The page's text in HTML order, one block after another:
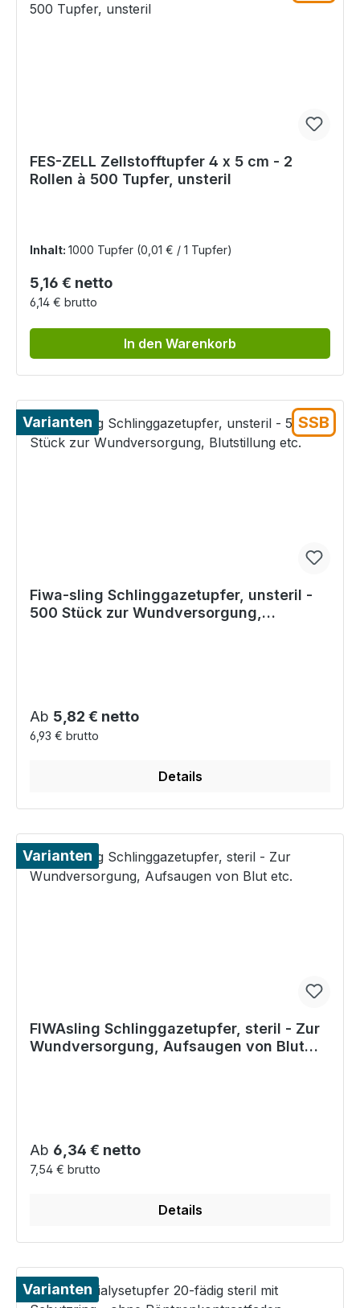
FES-ZELL Zellstofftupfer 4 x 5 cm - 2
Rollen à 500 Tupfer, unsteril
Inhalt: 1000 Tupfer (0,01 € / 1 Tupfer)
Regulärer Preis:
5,16 € netto
6,14 € brutto
In den Warenkorb
Varianten SSB
Fiwa-sling Schlinggazetupfer, unsteril -
500 Stück zur Wundversorgung,
Regulärer Preis:
Ab 5,82 € netto
6,93 € brutto
Details
Varianten
FIWAsling Schlinggazetupfer, steril - Zur
Wundversorgung, Aufsaugen von Blut
Regulärer Preis:
Ab 6,34 € netto
7,54 € brutto
Details
Varianten